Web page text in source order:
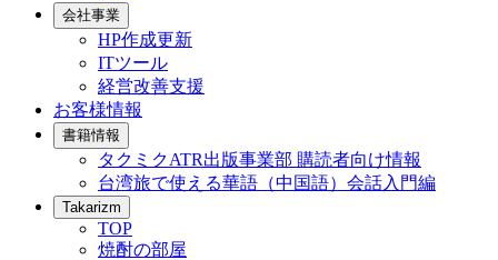
会社事業
HP作成更新
ITツール
経営改善支援
お客様情報
書籍情報
タクミクATR出版事業部 購読者向け情報
台湾旅で使える華語（中国語）会話入門編
Takarizm
TOP
焼酎の部屋